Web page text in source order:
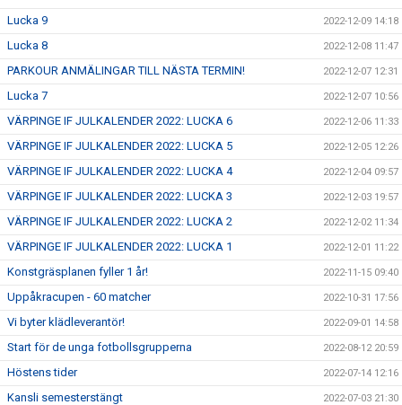
Lucka 9 2022-12-09 14:18
Lucka 8 2022-12-08 11:47
PARKOUR ANMÄLINGAR TILL NÄSTA TERMIN! 2022-12-07 12:31
Lucka 7 2022-12-07 10:56
VÄRPINGE IF JULKALENDER 2022: LUCKA 6 2022-12-06 11:33
VÄRPINGE IF JULKALENDER 2022: LUCKA 5 2022-12-05 12:26
VÄRPINGE IF JULKALENDER 2022: LUCKA 4 2022-12-04 09:57
VÄRPINGE IF JULKALENDER 2022: LUCKA 3 2022-12-03 19:57
VÄRPINGE IF JULKALENDER 2022: LUCKA 2 2022-12-02 11:34
VÄRPINGE IF JULKALENDER 2022: LUCKA 1 2022-12-01 11:22
Konstgräsplanen fyller 1 år! 2022-11-15 09:40
Uppåkracupen - 60 matcher 2022-10-31 17:56
Vi byter klädleverantör! 2022-09-01 14:58
Start för de unga fotbollsgrupperna 2022-08-12 20:59
Höstens tider 2022-07-14 12:16
Kansli semesterstängt 2022-07-03 21:30